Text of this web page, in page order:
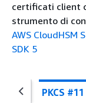
certificati client
strumento di
AWS
SDK 5
PKCS